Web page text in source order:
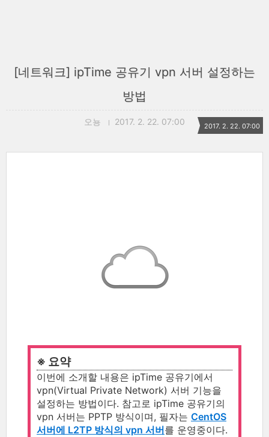
[네트워크] ipTime 공유기 vpn 서버 설정하는
방법
오뇽 2017. 2. 22. 07:00 2017. 2. 22. 07:00
※ 요약
이번에 소개할 내용은 ipTime 공유기에서
vpn(Virtual Private Network) 서버 기능을
설정하는 방법이다. 참고로 ipTime 공유기의
vpn 서버는 PPTP 방식이며, 필자는 CentOS
서버에 L2TP 방식의 vpn 서버를 운영중이다.